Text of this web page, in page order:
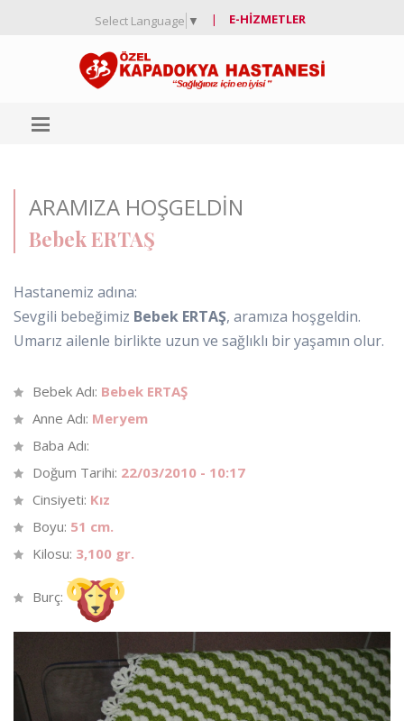
Select Language ▼ | E-HIZMETLER
ARAMIZA HOŞGELDIN
Bebek ERTAŞ
Hastanemiz adına:
Sevgili bebeğimiz Bebek ERTAŞ, aramıza hoşgeldin.
Umarız ailenle birlikte uzun ve sağlıklı bir yaşamın olur.
Bebek Adı: Bebek ERTAŞ
Anne Adı: Meryem
Baba Adı:
Doğum Tarihi: 22/03/2010 - 10:17
Cinsiyeti: Kız
Boyu: 51 cm.
Kilosu: 3,100 gr.
Burç: